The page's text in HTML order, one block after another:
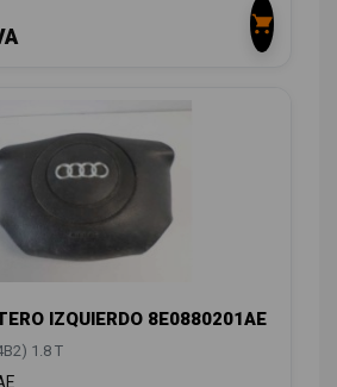
IZQUIERDO 8E0880201AE
1.8 T